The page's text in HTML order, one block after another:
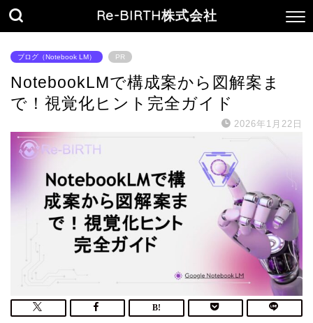
Re-BIRTH株式会社
ブログ（Notebook LM） PR
NotebookLMで構成案から図解案ま
で！視覚化ヒント完全ガイド
2026年1月22日